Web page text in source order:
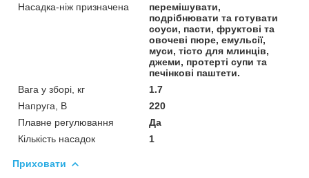
Насадка-ніж призначена
перемішувати,
подрібнювати та готувати
соуси, пасти, фруктові та
овочеві пюре, емульсії,
муси, тісто для млинців,
джеми, протерті супи та
печінкові паштети.
Вага у зборі, кг
1.7
Напруга, В
220
Плавне регулювання
Да
Кількість насадок
1
Приховати